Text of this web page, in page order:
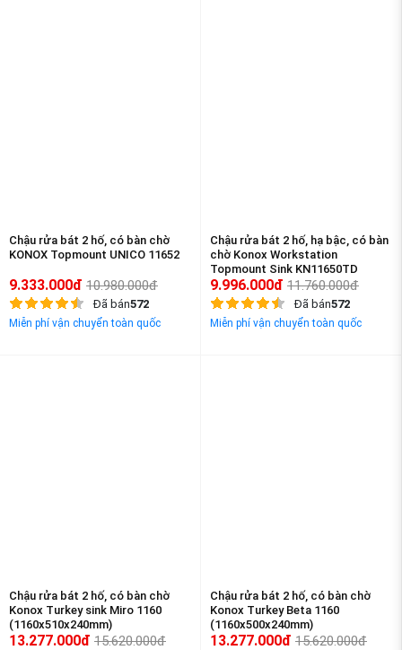
Chậu rửa bát 2 hố, có bàn chờ
KONOX Topmount UNICO 11652
9.333.000đ 10.980.000đ
Đã bán572
Miễn phí vận chuyển toàn quốc
Chậu rửa bát 2 hố, hạ bậc, có bàn
chờ Konox Workstation
Topmount Sink KN11650TD
9.996.000đ 11.760.000đ
Đã bán572
Miễn phí vận chuyển toàn quốc
Chậu rửa bát 2 hố, có bàn chờ
Konox Turkey sink Miro 1160
(1160x510x240mm)
13.277.000đ 15.620.000đ
Chậu rửa bát 2 hố, có bàn chờ
Konox Turkey Beta 1160
(1160x500x240mm)
13.277.000đ 15.620.000đ